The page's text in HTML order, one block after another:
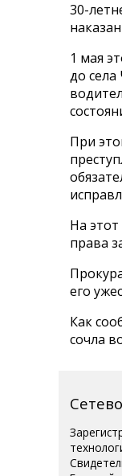
30-
1 мая
до
При
На
права
его
Как
сочла